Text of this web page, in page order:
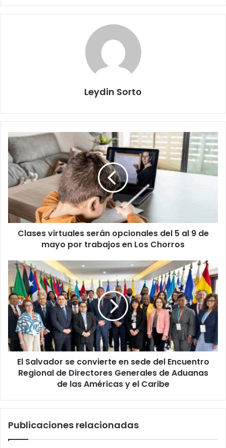
Leydin Sorto
Clases
virtuales
serán
opcionales
del
5
al
9
de
mayo
en
Los
Chorros
Clases virtuales serán opcionales del 5 al 9 de
mayo por trabajos en Los Chorros
Salvador
se
convierte
en
sede
del
Encuentro
Regional
Directores
Aduanas
las
El Salvador se convierte en sede del Encuentro
Regional de Directores Generales de Aduanas
de las Américas y el Caribe
Publicaciones relacionadas